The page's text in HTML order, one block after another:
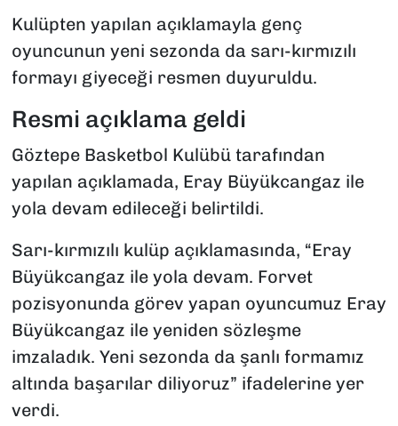
Kulüpten yapılan açıklamayla genç
oyuncunun yeni sezonda da sarı-kırmızılı
formayı giyeceği resmen duyuruldu.
Resmi açıklama geldi
Göztepe Basketbol Kulübü tarafından
yapılan açıklamada, Eray Büyükcangaz ile
yola devam edileceği belirtildi.
Sarı-kırmızılı kulüp açıklamasında, “Eray
Büyükcangaz ile yola devam. Forvet
pozisyonunda görev yapan oyuncumuz Eray
Büyükcangaz ile yeniden sözleşme
imzaladık. Yeni sezonda da şanlı formamız
altında başarılar diliyoruz” ifadelerine yer
verdi.